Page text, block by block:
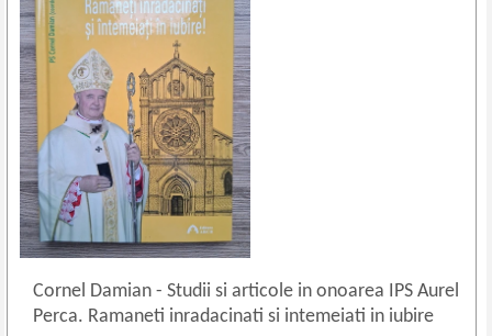
Cornel Damian- Studii si articole in onoarea IPS Aurel
Perca. Ramaneti inradacinati si intemeiati in iubire